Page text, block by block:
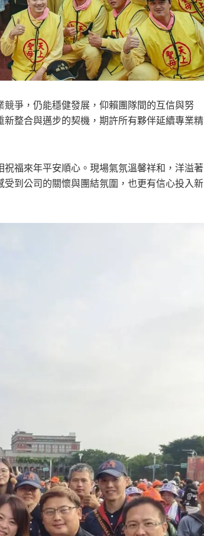
爭，仍能穩健發展，仰賴團隊間的互信與努
整合與邁步的契機，期許所有夥伴延續專業精
福來年平安順心。現場氣氛溫馨祥和，洋溢著
到公司的關懷與團結氛圍，也更有信心投入新